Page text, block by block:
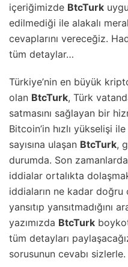
içeriğimizde BtcTurk
edilmediği ile alakalı
cevaplarını vereceğiz.
tüm detaylar…
Türkiye’nin en büyük
olan BtcTurk, Türk
satmasını sağlayan bir
Bitcoin’in hızlı yükselişi
sayısına ulaşan BtcTurk,
durumda. Son zamanlarda
iddialar ortalıkta
iddiaların ne kadar
yansıtıp yansıtmadığını
yazımızda BtcTurk
tüm detayları
sorusunun cevabı sizlerle.